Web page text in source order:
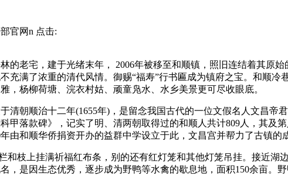
官网n 点击:
老宅，建于光绪末年， 2006年被移至和顺镇，照旧连结着其原
充满了浓重的清代风情。御赐“福寿”行书匾成为镇府之宝。和顺
，杨柳荷塘、浣衣村姑、顽童凫水、水乡美景更可尽收眼底。
朝顺治十二年(1655年)，是留念我国古代的一位文假名人文昌帝
甲落款碑》，记实了明、清两朝取得过的和顺人共计809人，其及
由和顺华侨捐资开办的益群中学设立于此，文昌宫并帮力了古镇的
枝上挂满祈福红布条，别的还有红灯笼和其他灯笼吊挂。接近湖
，是因生态优秀，逐步成为野鸭等水禽的歇息地，面积150余亩。